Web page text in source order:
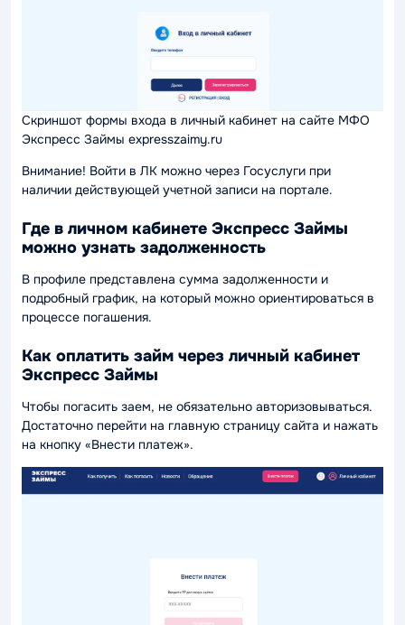
Скриншот формы входа в личный кабинет на сайте МФО
Экспресс Займы expresszaimy.ru
Внимание! Войти в ЛК можно через Госуслуги при
наличии действующей учетной записи на портале.
Где в личном кабинете Экспресс Займы
можно узнать задолженность
В профиле представлена сумма задолженности и
подробный график, на который можно ориентироваться в
процессе погашения.
Как оплатить займ через личный кабинет
Экспресс Займы
Чтобы погасить заем, не обязательно авторизовываться.
Достаточно перейти на главную страницу сайта и нажать
на кнопку «Внести платеж».